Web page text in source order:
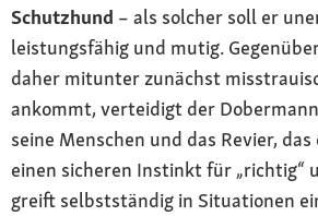
Schutzhund – als solcher soll er
leistungsfähig und mutig.
daher mitunter zunächst
ankommt, verteidigt der
seine Menschen und das Revier,
einen sicheren Instinkt für „richtig“
greift selbstständig in Situationen